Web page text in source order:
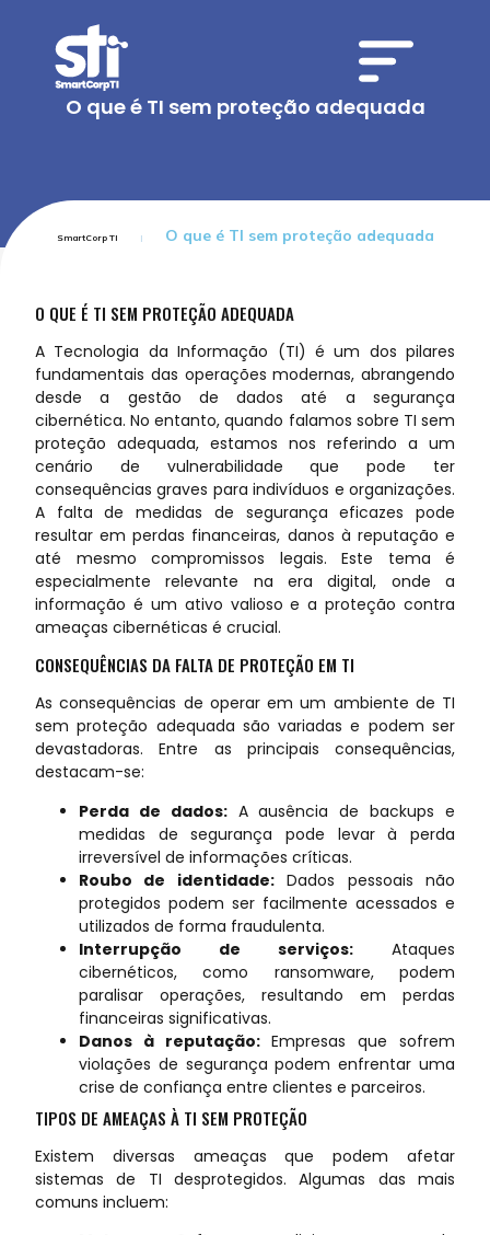
O que é TI sem proteção adequada
SmartCorp TI O que é TI sem proteção adequada
O QUE É TI SEM PROTEÇÃO ADEQUADA
A Tecnologia da Informação (TI) é um dos pilares
fundamentais das operações modernas, abrangendo
desde a gestão de dados até a segurança
cibernética. No entanto, quando falamos sobre TI sem
proteção adequada, estamos nos referindo a um
cenário de vulnerabilidade que pode ter
consequências graves para indivíduos e organizações.
A falta de medidas de segurança eficazes pode
resultar em perdas financeiras, danos à reputação e
até mesmo compromissos legais. Este tema é
especialmente relevante na era digital, onde a
informação é um ativo valioso e a proteção contra
ameaças cibernéticas é crucial.
CONSEQUÊNCIAS DA FALTA DE PROTEÇÃO EM TI
As consequências de operar em um ambiente de TI
sem proteção adequada são variadas e podem ser
devastadoras. Entre as principais consequências,
destacam-se:
Perda de dados:A ausência de backups e
medidas de segurança pode levar à perda
irreversível de informações críticas.
Roubo de identidade:Dados pessoais não
protegidos podem ser facilmente acessados e
utilizados de forma fraudulenta.
Interrupção de serviços: Ataques
cibernéticos, como ransomware, podem
paralisar operações, resultando em perdas
financeiras significativas.
Danos à reputação:Empresas que sofrem
violações de segurança podem enfrentar uma
crise de confiança entre clientes e parceiros.
TIPOS DE AMEAÇAS À TI SEM PROTEÇÃO
Existem diversas ameaças que podem afetar
sistemas de TI desprotegidos. Algumas das mais
comuns incluem: